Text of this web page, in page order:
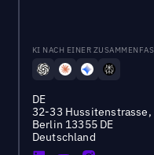
KI NACH EINER
DE
32-33 Hussitenstrasse,
Berlin 13355 DE
Deutschland